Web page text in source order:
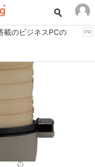
ゃ・ホビー
ツ・お菓子
・携帯電話
載のビジネスPCの
PR